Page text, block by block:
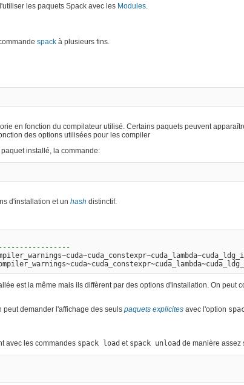
les paquets Spack avec les Modules.
spack à plusieurs fins.
en fonction du compilateur utilisé. Certains paquets peuvent
des options utilisées pour les compiler
installé, la commande:
d'installation et un hash distinctif.
est la même mais ils diffèrent par des options d'installation. On peut
peut demander l'affichage des seuls paquets explicites avec l'option
avec les commandes spack load et spack unload de manière assez